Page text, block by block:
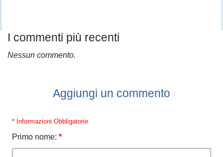
I commenti più recenti
Nessun commento.
Aggiungi un commento
* Informazioni Obbligatorie
Primo nome: *